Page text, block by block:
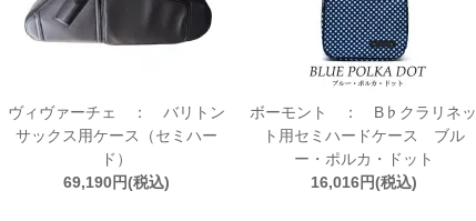
ヴィヴァーチェ ： バリトン
サックス用ケース（セミハー
ド）
69,190円(税込)
ボーモント ： B♭クラリネッ
ト用セミハードケース ブル
ー・ポルカ・ドット
16,016円(税込)